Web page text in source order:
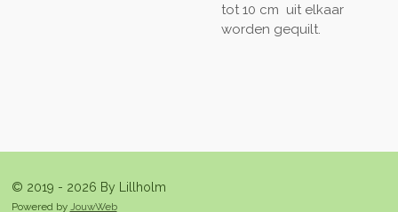
tot 10 cm uit elkaar
worden gequilt.
© 2019 - 2026 By Lillholm
Powered by JouwWeb